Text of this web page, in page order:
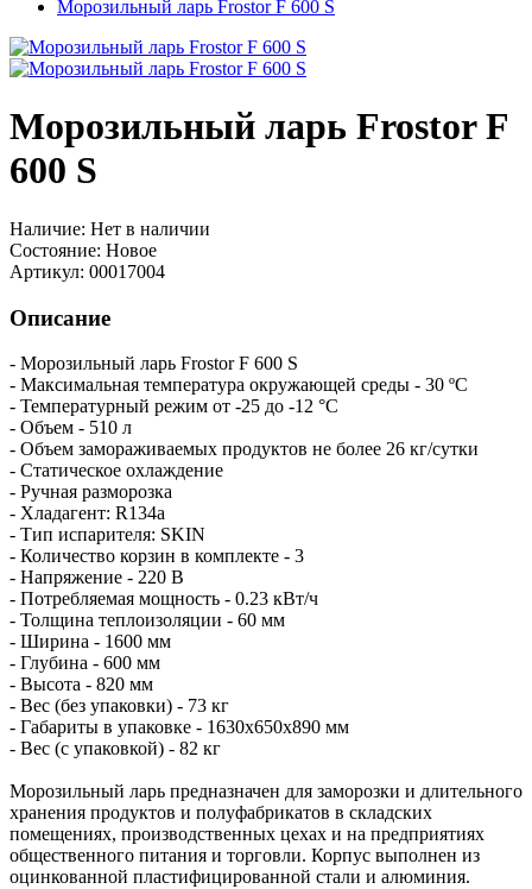
Морозильный ларь Frostor F 600 S
Морозильный ларь Frostor F
600 S
Наличие: Нет в наличии
Состояние: Новое
Артикул: 00017004
Описание
- Морозильный ларь Frostor F 600 S
- Максимальная температура окружающей среды - 30 ºC
- Температурный режим от -25 до -12 °С
- Объем - 510 л
- Объем замораживаемых продуктов не более 26 кг/сутки
- Статическое охлаждение
- Ручная разморозка
- Хладагент: R134a
- Тип испарителя: SKIN
- Количество корзин в комплекте - 3
- Напряжение - 220 В
- Потребляемая мощность - 0.23 кВт/ч
- Толщина теплоизоляции - 60 мм
- Ширина - 1600 мм
- Глубина - 600 мм
- Высота - 820 мм
- Вес (без упаковки) - 73 кг
- Габариты в упаковке - 1630х650х890 мм
- Вес (с упаковкой) - 82 кг
Морозильный ларь предназначен для заморозки и длительного
хранения продуктов и полуфабрикатов в складских
помещениях, производственных цехах и на предприятиях
общественного питания и торговли. Корпус выполнен из
оцинкованной пластифицированной стали и алюминия.